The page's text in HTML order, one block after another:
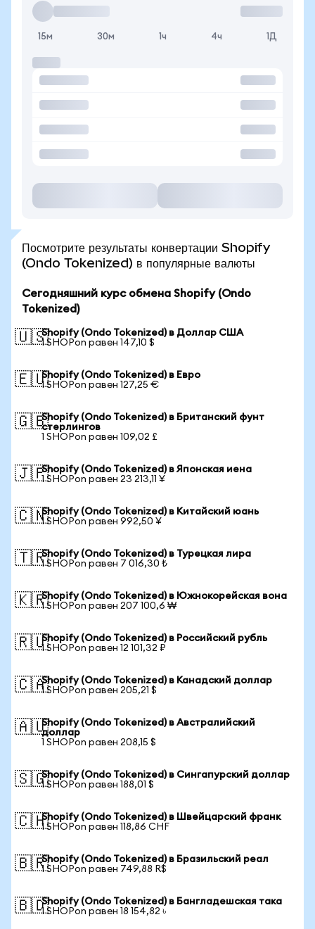
15м 30м 1ч 4ч 1Д
Посмотрите результаты конвертации Shopify
(Ondo Tokenized) в популярные валюты
Сегодняшний курс обмена Shopify (Ondo
Tokenized)
🇺🇸Shopify (Ondo Tokenized) в Доллар США
1 SHOPon равен 147,10 $
🇪🇺Shopify (Ondo Tokenized) в Евро
1 SHOPon равен 127,25 €
🇬🇧Shopify (Ondo Tokenized) в Британский фунт
стерлингов
1 SHOPon равен 109,02 £
🇯🇵Shopify (Ondo Tokenized) в Японская иена
1 SHOPon равен 23 213,11 ¥
🇨🇳Shopify (Ondo Tokenized) в Китайский юань
1 SHOPon равен 992,50 ¥
🇹🇷Shopify (Ondo Tokenized) в Турецкая лира
1 SHOPon равен 7 016,30 ₺
🇰🇷Shopify (Ondo Tokenized) в Южнокорейская вона
1 SHOPon равен 207 100,6 ₩
🇷🇺Shopify (Ondo Tokenized) в Российский рубль
1 SHOPon равен 12 101,32 ₽
🇨🇦Shopify (Ondo Tokenized) в Канадский доллар
1 SHOPon равен 205,21 $
🇦🇺Shopify (Ondo Tokenized) в Австралийский
доллар
1 SHOPon равен 208,15 $
🇸🇬Shopify (Ondo Tokenized) в Сингапурский доллар
1 SHOPon равен 188,01 $
🇨🇭Shopify (Ondo Tokenized) в Швейцарский франк
1 SHOPon равен 118,86 CHF
🇧🇷Shopify (Ondo Tokenized) в Бразильский реал
1 SHOPon равен 749,88 R$
🇧🇩Shopify (Ondo Tokenized) в Бангладешская така
1 SHOPon равен 18 154,82 ৳